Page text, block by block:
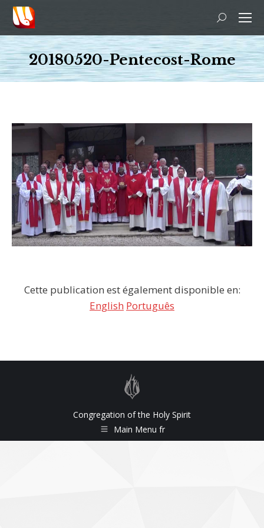
Recherche
:
20180520-Pentecost-Rome
Vous êtes ici :
Cette publication est également disponible en:
English Português
Congregation of the Holy Spirit
Main Menu fr